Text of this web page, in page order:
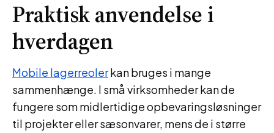
Praktisk anvendelse i
hverdagen
Mobile lagerreolerkan bruges i mange
sammenhænge. I små virksomheder kan de
fungere som midlertidige opbevaringsløsninger
til projekter eller sæsonvarer, mens de i større